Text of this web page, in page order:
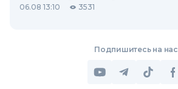
06.08 13:10 3531
Подпишитесь на нас